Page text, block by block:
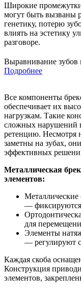
Широкие
могут быть вызваны
генетику, потерю
влиять на эстетику
разговоре.
Выравнивание зубов
Подробнее
Все компоненты
обеспечивает их
нагрузкам. Такие
сложных нарушений
ретенцию. Несмотря
заметны на зубах,
эффективных
Металлическая
элементов:
— фиксируются
для
Элементы
— регулируют
Каждая скоба
Конструкция
элементов,